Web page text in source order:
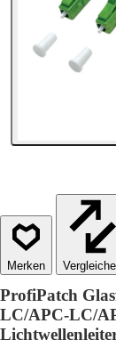
ProfiPatch
LC/APC-LC/